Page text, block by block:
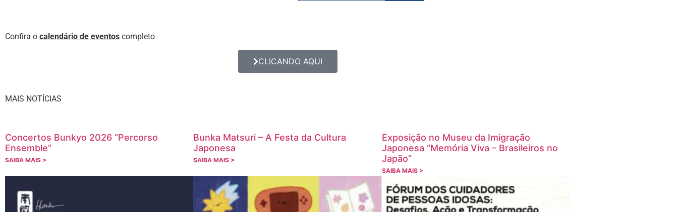
Confira o calendário de eventos completo
CLICANDO AQUI
MAIS NOTÍCIAS
Concertos Bunkyo 2026 “Percorso
Ensemble”
SAIBA MAIS >
Bunka Matsuri – A Festa da Cultura
Japonesa
SAIBA MAIS >
Exposição no Museu da Imigração
Japonesa “Memória Viva – Brasileiros no
Japão”
SAIBA MAIS >